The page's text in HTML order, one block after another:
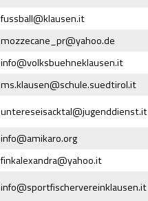
fussball@klausen.it
mozzecane_pr@yahoo.de
info@volksbuehneklausen.it
ms.klausen@schule.suedtirol.it
untereseisacktal@jugenddienst.it
info@amikaro.org
finkalexandra@yahoo.it
info@sportfischervereinklausen.it